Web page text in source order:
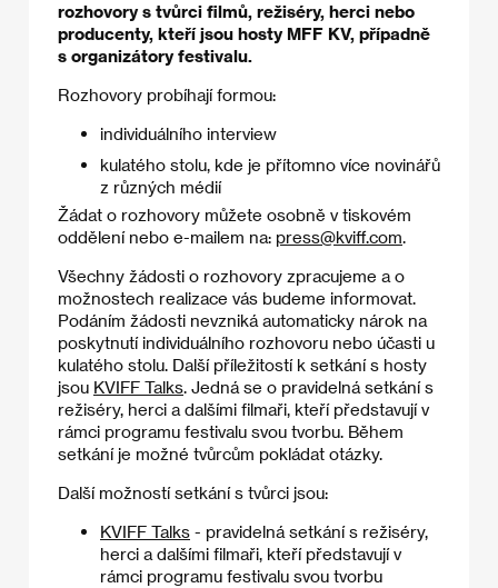
rozhovory s tvůrci filmů, režiséry, herci nebo
producenty, kteří jsou hosty MFF KV, případně
s organizátory festivalu.
Rozhovory probíhají formou:
individuálního interview
kulatého stolu, kde je přítomno více novinářů
z různých médií
Žádat o rozhovory můžete osobně v tiskovém
oddělení nebo e-mailem na: press@kviff.com.
Všechny žádosti o rozhovory zpracujeme a o
možnostech realizace vás budeme informovat.
Podáním žádosti nevzniká automaticky nárok na
poskytnutí individuálního rozhovoru nebo účasti u
kulatého stolu. Další příležitostí k setkání s hosty
jsou KVIFF Talks. Jedná se o pravidelná setkání s
režiséry, herci a dalšími filmaři, kteří představují v
rámci programu festivalu svou tvorbu. Během
setkání je možné tvůrcům pokládat otázky.
Další možností setkání s tvůrci jsou:
KVIFF Talks - pravidelná setkání s režiséry,
herci a dalšími filmaři, kteří představují v
rámci programu festivalu svou tvorbu